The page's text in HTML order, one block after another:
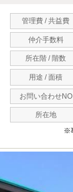
管理費 / 共益費
仲介手数料
所在階 / 階数
用途 / 面積
お問い合わせNO
所在地
※